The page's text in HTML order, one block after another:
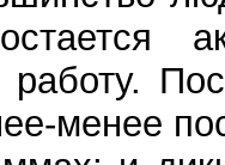
работу.
менее